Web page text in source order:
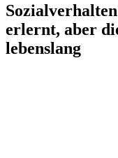
erlernt, aber
lebenslang